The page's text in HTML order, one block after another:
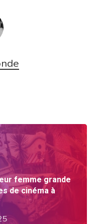
femme grande
de cinéma à